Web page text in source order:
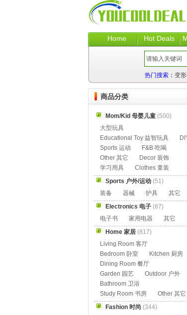
Home Hot Deals
热门搜索： 变形
商品分类
Mom/Kid 母婴儿童 (500)
大型玩具
Educational Toy 益智玩具
Sports 运动
F&B 吃喝
Other 其它
Decor 装饰
学习用具
Clothes 童装
Sports 户外/运动 (51)
装备
器械 护具
其它
Electronics 电子 (87)
电子书
家用电器
其它
Home 家居 (817)
Living Room 客厅
Bedroom 卧室
Kitchen 厨房
Dining Room 餐厅
Garden 园艺
Outdoor 户外
Bathroom 卫浴
Study Room 书房
Other 其它
Fashion 时尚 (344)